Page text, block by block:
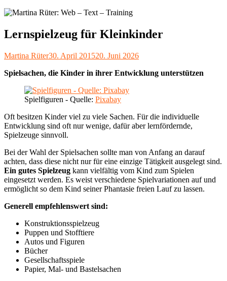
Lernspielzeug für Kleinkinder
Autor
Martina RüterVeröffentlicht
30. April 201520. Juni 2026
Spielsachen, die Kinder in ihrer Entwicklung unterstützen
Spielfiguren - Quelle: Pixabay
Oft besitzen Kinder viel zu viele Sachen. Für die individuelle
Entwicklung sind oft nur wenige, dafür aber lernfördernde,
Spielzeuge sinnvoll.
Bei der Wahl der Spielsachen sollte man von Anfang an darauf
achten, dass diese nicht nur für eine einzige Tätigkeit ausgelegt sind.
Ein gutes Spielzeug kann vielfältig vom Kind zum Spielen
eingesetzt werden. Es weist verschiedene Spielvariationen auf und
ermöglicht so dem Kind seiner Phantasie freien Lauf zu lassen.
Generell empfehlenswert sind:
Konstruktionsspielzeug
Puppen und Stofftiere
Autos und Figuren
Bücher
Gesellschaftsspiele
Papier, Mal- und Bastelsachen